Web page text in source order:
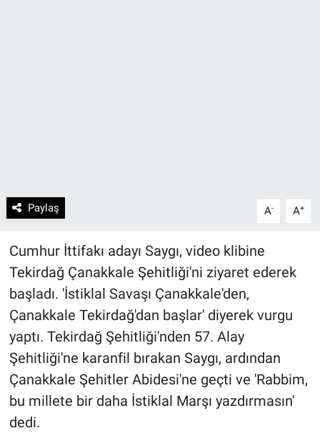
Paylaş A- A+
Cumhur İttifakı adayı Saygı, video klibine
Tekirdağ Çanakkale Şehitliği'ni ziyaret ederek
başladı. 'İstiklal Savaşı Çanakkale'den,
Çanakkale Tekirdağ'dan başlar' diyerek vurgu
yaptı. Tekirdağ Şehitliği'nden 57. Alay
Şehitliği'ne karanfil bırakan Saygı, ardından
Çanakkale Şehitler Abidesi'ne geçti ve 'Rabbim,
bu millete bir daha İstiklal Marşı yazdırmasın'
dedi.